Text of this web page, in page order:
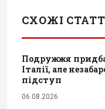
СХОЖІ
Подружжя
Італії, але
підступ
06.08.2026